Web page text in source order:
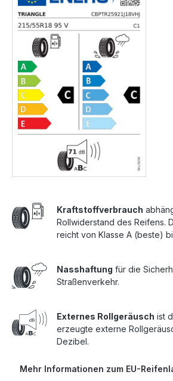
Kraftstoffverbrauch
Rollwiderstand des Reifens.
reicht von Klasse A (beste)
Nasshaftung für die
Straßenverkehr.
Externes Rollgeräusch ist
erzeugte externe
Dezibel.
Mehr Informationen zum EU-